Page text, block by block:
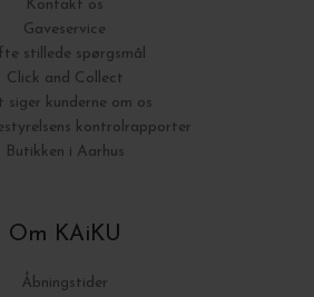
Kontakt os
Gaveservice
stillede spørgsmål
Click and Collect
siger kunderne om os
kontrolrapporter
Butikken i Aarhus
Om KAiKU
Åbningstider